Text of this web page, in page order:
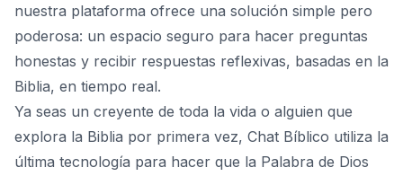
nuestra plataforma ofrece una solución simple pero
poderosa: un espacio seguro para hacer preguntas
honestas y recibir respuestas reflexivas, basadas en la
Biblia, en tiempo real.
Ya seas un creyente de toda la vida o alguien que
explora la Biblia por primera vez, Chat Bíblico utiliza la
última tecnología para hacer que la Palabra de Dios